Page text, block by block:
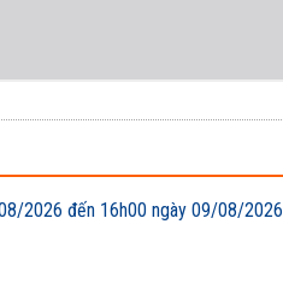
2026 đến 16h00 ngày 09/08/2026